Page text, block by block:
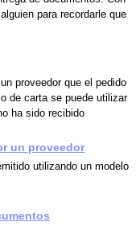
para recordarle que
proveedor que el pedido
de carta se puede utilizar
ha sido recibido
un proveedor
utilizando un modelo